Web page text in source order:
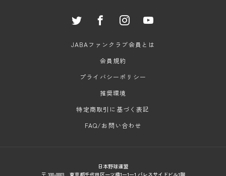
JABAファンクラブ会員とは
会員規約
プライバシーポリシー
推奨環境
特定商取引に基づく表記
FAQ/お問い合わせ
日本野球連盟
〒 100-0003 東京都千代田区一ツ橋1ー1ー1 パレスサイドビル1階